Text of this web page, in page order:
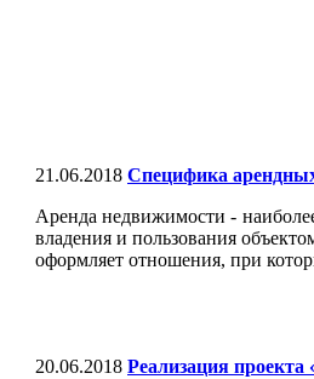
21.06.2018 Специфика
Аренда недвижимости -
владения и пользования
оформляет отношения, при
20.06.2018 Реализация